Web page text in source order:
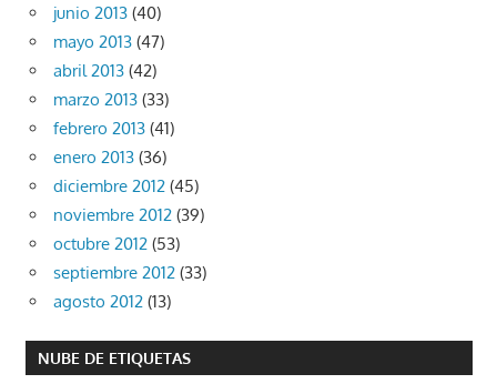
junio 2013 (40)
mayo 2013 (47)
abril 2013 (42)
marzo 2013 (33)
febrero 2013 (41)
enero 2013 (36)
diciembre 2012 (45)
noviembre 2012 (39)
octubre 2012 (53)
septiembre 2012 (33)
agosto 2012 (13)
NUBE DE ETIQUETAS